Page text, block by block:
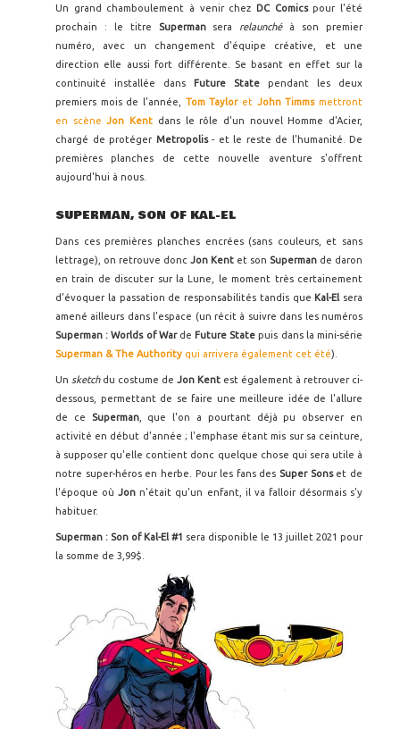
Un grand chamboulement à venir chez DC Comicspour l'été
prochain : le titre
Superman sera relaunché à son premier
numéro, avec un changement d'équipe créative, et une
direction elle aussi fort différente. Se basant en effet sur la
continuité installée dans Future State pendant les deux
premiers mois de l'année, Tom Taylor et John Timmsmettront
en scèneJon Kent dans le rôle d'un nouvel Homme d'Acier,
chargé de protéger Metropolis - et le reste de l'humanité. De
premières planches de cette nouvelle aventure s'offrent
aujourd'hui à nous.
SUPERMAN, SON OF KAL-EL
Dans ces premières planches encrées (sans couleurs, et sans
lettrage), on retrouve donc Jon Kent et son Superman de daron
en train de discuter sur la Lune, le moment très certainement
d'évoquer la passation de responsabilités tandis que Kal-El sera
amené ailleurs dans l'espace (un récit à suivre dans les numéros
Superman : Worlds of War de Future Statepuis dans la mini-série
Superman & The Authority qui arrivera également cet été).
Un sketch du costume de Jon Kent est également à retrouver ci-
dessous, permettant de se faire une meilleure idée de l'allure
de ce
Superman, que l'on a pourtant déjà pu observer en
activité en début d'année ; l'emphase étant mis sur sa ceinture,
à supposer qu'elle contient donc quelque chose qui sera utile à
notre super-héros en herbe. Pour les fans des Super Sons et de
l'époque oùJonn'était qu'un enfant, il va falloir désormais s'y
habituer.
Superman : Son of Kal-El #1 sera disponible le 13 juillet 2021 pour
la somme de 3,99$.